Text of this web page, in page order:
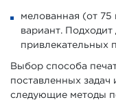
мелованная (от
вариант. Подходит
привлекательных
Выбор способа
поставленных
следующие методы